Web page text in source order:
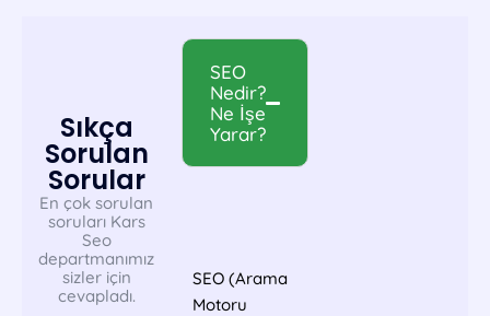
Sıkça
Sorulan
Sorular
En çok sorulan
soruları Kars
Seo
departmanımız
sizler için
cevapladı.
SEO
Nedir?
Ne İşe
Yarar?
SEO (Arama
Motoru